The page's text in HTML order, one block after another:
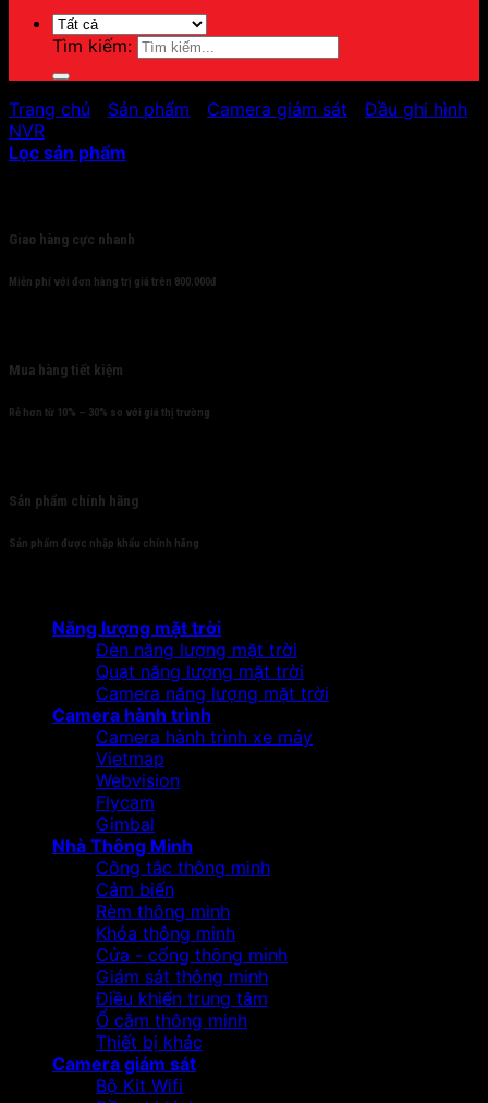
Tìm kiếm:
Trang chủ Sản phẩm Camera giám sát Đầu ghi hình
NVR
Lọc sản phẩm
Giao hàng cực nhanh
Miễn phí với đơn hàng trị giá trên 800.000đ
Mua hàng tiết kiệm
Rẻ hơn từ 10% – 30% so với giá thị trường
Sản phẩm chính hãng
Sản phẩm được nhập khẩu chính hãng
Năng lượng mặt trời
Đèn năng lượng mặt trời
Quạt năng lượng mặt trời
Camera năng lượng mặt trời
Camera hành trình
Camera hành trình xe máy
Vietmap
Webvision
Flycam
Gimbal
Nhà Thông Minh
Công tắc thông minh
Cảm biến
Rèm thông minh
Khóa thông minh
Cửa - cổng thông minh
Giám sát thông minh
Điều khiển trung tâm
Ổ cắm thông minh
Thiết bị khác
Camera giám sát
Bộ Kit Wifi